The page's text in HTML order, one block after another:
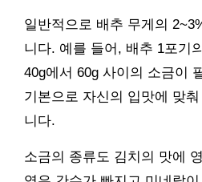
일반적으로 배추 무게의
니다. 예를 들어, 배추 1포기
40g에서 60g 사이의 소금이
기본으로 자신의 입맛에 맞
니다.
소금의 종류도 김치의 맛에